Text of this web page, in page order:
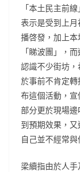
「本土民主前
表示是受到上
播啓發，加上
「睇波團」，
認識不少街坊
於事前不肯定
布這個活動，宣
部分更於現場
到預期效果，
自己並不經常
梁續指由於人